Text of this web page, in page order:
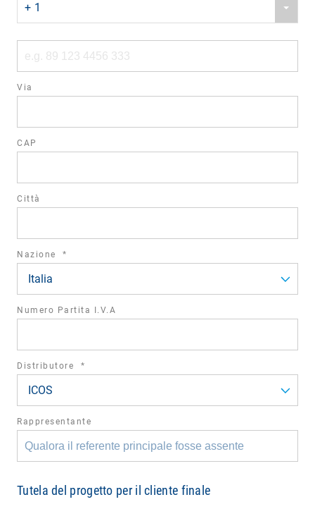
country
code
+ 1
number
Via
CAP
Città
Nazione *
Italia
Numero Partita I.V.A
Distributore *
ICOS
Rappresentante
Tutela del progetto per il cliente finale